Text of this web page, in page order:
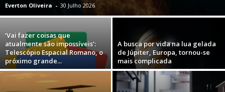
Everton Oliveira - 30 Julho 2026
‘Vai fazer coisas que
atualmente são impossíveis’:
Telescópio Espacial Romano, o
próximo grande...
A busca por vida na lua gelada
de Júpiter, Europa, tornou-se
mais complicada